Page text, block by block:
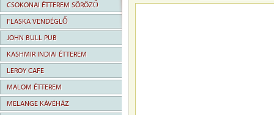
CSOKONAI ÉTTEREM SÖRÖZŐ
FLASKA VENDÉGLŐ
JOHN BULL PUB
KASHMIR INDIAI ÉTTEREM
LEROY CAFE
MALOM ÉTTEREM
MELANGE KÁVÉHÁZ